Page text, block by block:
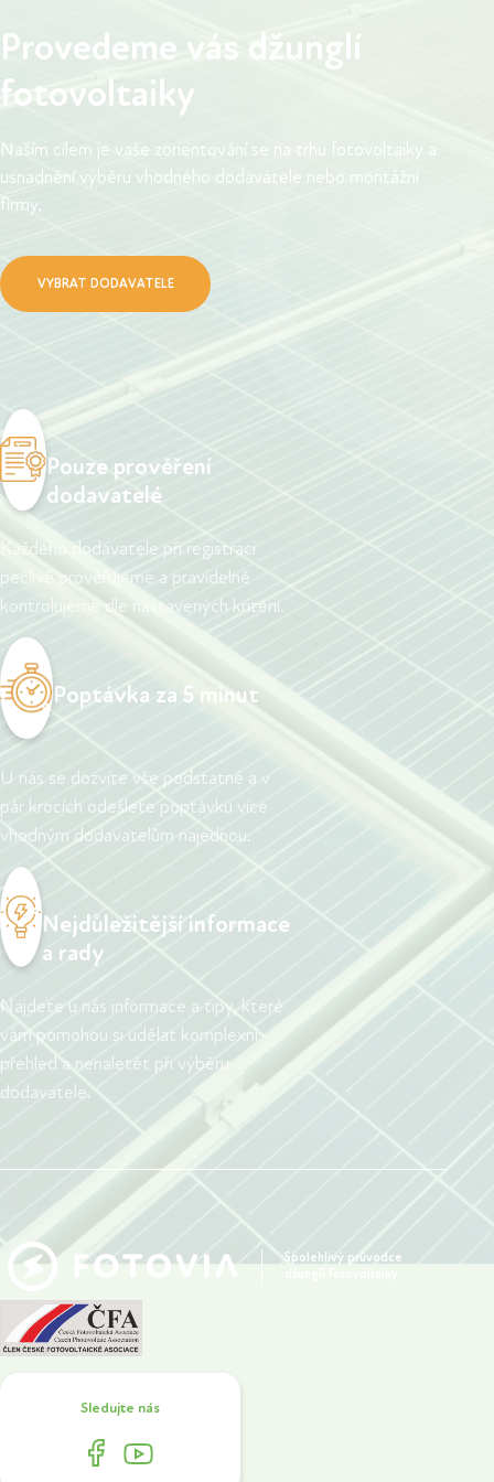
Provedeme vás džunglí
fotovoltaiky
Naším cílem je vaše zorientování se na trhu fotovoltaiky a
usnadnění výběru vhodného dodavatele nebo montážní
firmy.
VYBRAT DODAVATELE
Pouze prověření
dodavatelé
Každého dodavatele při registraci
pečlivě prověřujeme a pravidelně
kontrolujeme dle nastavených kritérií.
Poptávka za 5 minut
U nás se dozvíte vše podstatné a v
pár krocích odešlete poptávku více
vhodným dodavatelům najednou.
Nejdůležitější informace
a rady
Najdete u nás informace a tipy, které
vám pomohou si udělat komplexní
přehled a nenaletět při výběru
dodavatele.
Spolehlivý průvodce
Sledujte nás